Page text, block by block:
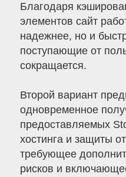
Благодаря
элементов сайт
надежнее, но и
поступающие от
сокращается.
Второй вариант
одновременное
предоставляемых
хостинга и защиты
требующее
рисков и